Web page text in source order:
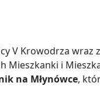
V Krowodrza wraz
Mieszkanki i
na Młynówce,